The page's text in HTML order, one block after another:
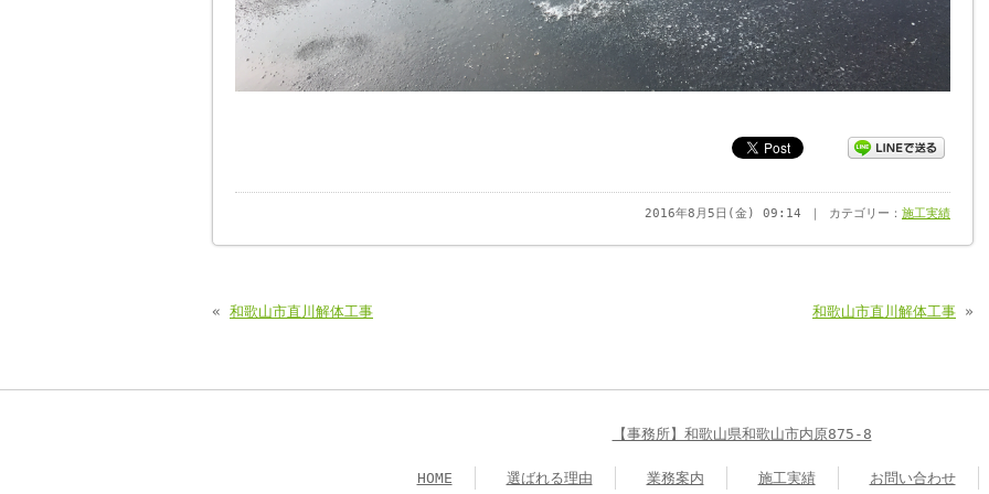
2016年8月5日(金) 09:14 ｜ カテゴリー： 施工実績
« 和歌山市直川解体工事 和歌山市直川解体工事 »
【事務所】和歌山県和歌山市内原875-8
HOME 選ばれる理由 業務案内 施工実績 お問い合わせ